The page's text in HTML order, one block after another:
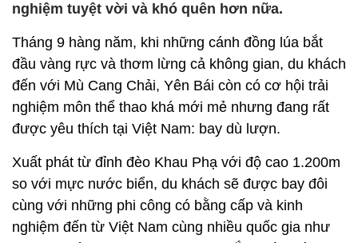
nghiệm tuyệt vời và khó quên hơn nữa.
Tháng 9 hàng năm, khi những cánh đồng lúa bắt
đầu vàng rực và thơm lừng cả không gian, du khách
đến với Mù Cang Chải, Yên Bái còn có cơ hội trải
nghiệm môn thể thao khá mới mẻ nhưng đang rất
được yêu thích tại Việt Nam: bay dù lượn.
Xuất phát từ đỉnh đèo Khau Phạ với độ cao 1.200m
so với mực nước biển, du khách sẽ được bay đôi
cùng với những phi công có bằng cấp và kinh
nghiệm đến từ Việt Nam cùng nhiều quốc gia như